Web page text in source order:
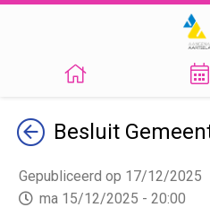
TerugBesluit
Gepubliceerd op 17/12/2025
ma 15/12/2025 - 20:00